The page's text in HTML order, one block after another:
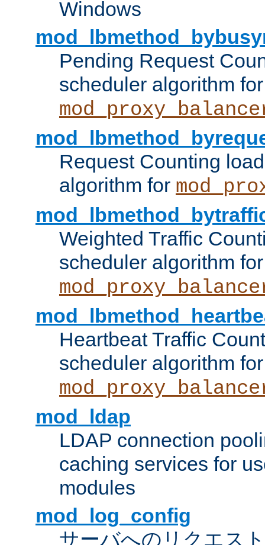
Windows
Pending Request
scheduler algorithm for
Request Counting
algorithm for
Weighted Traffic
scheduler algorithm for
Heartbeat Traffic
scheduler algorithm for
mod_ldap
LDAP connection
caching services for
modules
mod_log_config
サーバへのリクエス